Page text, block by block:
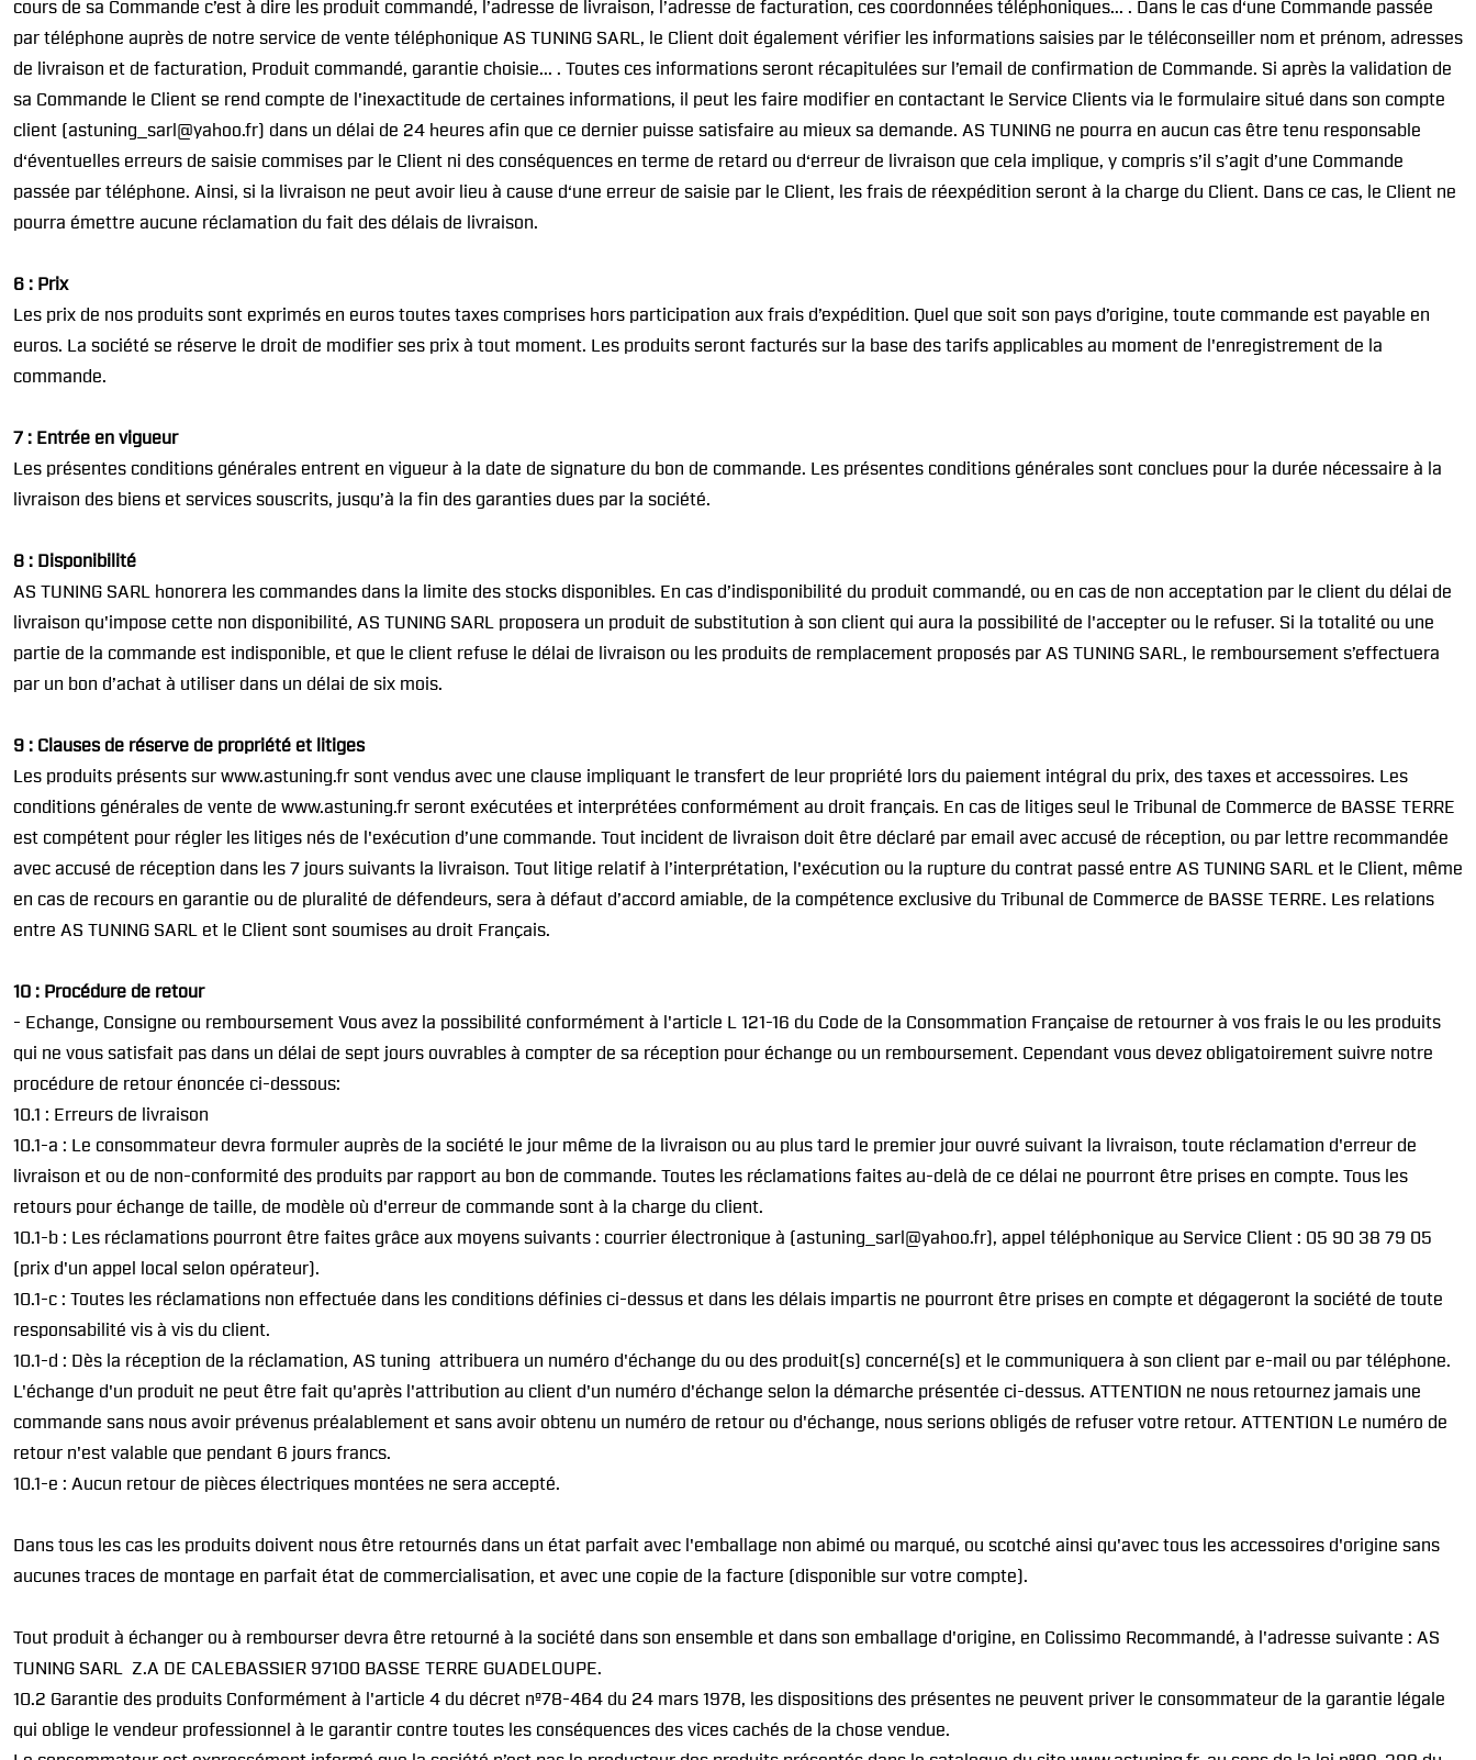
cours de sa Commande c’est à dire les produit commandé, l’adresse de livraison, l’adresse de facturation, ces coordonnées téléphoniques... . Dans le cas d‘une Commande passée
par téléphone auprès de notre service de vente téléphonique AS TUNING SARL, le Client doit également vérifier les informations saisies par le téléconseiller nom et prénom, adresses
de livraison et de facturation, Produit commandé, garantie choisie... . Toutes ces informations seront récapitulées sur l’email de confirmation de Commande. Si après la validation de
sa Commande le Client se rend compte de l'inexactitude de certaines informations, il peut les faire modifier en contactant le Service Clients via le formulaire situé dans son compte
client (astuning_sarl@yahoo.fr) dans un délai de 24 heures afin que ce dernier puisse satisfaire au mieux sa demande. AS TUNING ne pourra en aucun cas être tenu responsable
d‘éventuelles erreurs de saisie commises par le Client ni des conséquences en terme de retard ou d‘erreur de livraison que cela implique, y compris s’il s’agit d’une Commande
passée par téléphone. Ainsi, si la livraison ne peut avoir lieu à cause d‘une erreur de saisie par le Client, les frais de réexpédition seront à la charge du Client. Dans ce cas, le Client ne
pourra émettre aucune réclamation du fait des délais de livraison.
6 : Prix
Les prix de nos produits sont exprimés en euros toutes taxes comprises hors participation aux frais d’expédition. Quel que soit son pays d’origine, toute commande est payable en
euros. La société se réserve le droit de modifier ses prix à tout moment. Les produits seront facturés sur la base des tarifs applicables au moment de l'enregistrement de la
commande.
7 : Entrée en vigueur
Les présentes conditions générales entrent en vigueur à la date de signature du bon de commande. Les présentes conditions générales sont conclues pour la durée nécessaire à la
livraison des biens et services souscrits, jusqu’à la fin des garanties dues par la société.
8 : Disponibilité
AS TUNING SARL honorera les commandes dans la limite des stocks disponibles. En cas d’indisponibilité du produit commandé, ou en cas de non acceptation par le client du délai de
livraison qu'impose cette non disponibilité, AS TUNING SARL proposera un produit de substitution à son client qui aura la possibilité de l'accepter ou le refuser. Si la totalité ou une
partie de la commande est indisponible, et que le client refuse le délai de livraison ou les produits de remplacement proposés par AS TUNING SARL, le remboursement s’effectuera
par un bon d’achat à utiliser dans un délai de six mois.
9 : Clauses de réserve de propriété et litiges
Les produits présents sur www.astuning.fr sont vendus avec une clause impliquant le transfert de leur propriété lors du paiement intégral du prix, des taxes et accessoires. Les
conditions générales de vente de www.astuning.fr seront exécutées et interprétées conformément au droit français. En cas de litiges seul le Tribunal de Commerce de BASSE TERRE
est compétent pour régler les litiges nés de l'exécution d’une commande. Tout incident de livraison doit être déclaré par email avec accusé de réception, ou par lettre recommandée
avec accusé de réception dans les 7 jours suivants la livraison. Tout litige relatif à l’interprétation, l'exécution ou la rupture du contrat passé entre AS TUNING SARL et le Client, même
en cas de recours en garantie ou de pluralité de défendeurs, sera à défaut d’accord amiable, de la compétence exclusive du Tribunal de Commerce de BASSE TERRE. Les relations
entre AS TUNING SARL et le Client sont soumises au droit Français.
10 : Procédure de retour
- Echange, Consigne ou remboursement Vous avez la possibilité conformément à l'article L 121-16 du Code de la Consommation Française de retourner à vos frais le ou les produits
qui ne vous satisfait pas dans un délai de sept jours ouvrables à compter de sa réception pour échange ou un remboursement. Cependant vous devez obligatoirement suivre notre
procédure de retour énoncée ci-dessous:
10.1 : Erreurs de livraison
10.1-a : Le consommateur devra formuler auprès de la société le jour même de la livraison ou au plus tard le premier jour ouvré suivant la livraison, toute réclamation d'erreur de
livraison et ou de non-conformité des produits par rapport au bon de commande. Toutes les réclamations faites au-delà de ce délai ne pourront être prises en compte. Tous les
retours pour échange de taille, de modèle où d'erreur de commande sont à la charge du client.
10.1-b : Les réclamations pourront être faites grâce aux moyens suivants : courrier électronique à (astuning_sarl@yahoo.fr), appel téléphonique au Service Client : 05 90 38 79 05
(prix d'un appel local selon opérateur).
10.1-c : Toutes les réclamations non effectuée dans les conditions définies ci-dessus et dans les délais impartis ne pourront être prises en compte et dégageront la société de toute
responsabilité vis à vis du client.
10.1-d : Dès la réception de la réclamation, AS tuning attribuera un numéro d'échange du ou des produit(s) concerné(s) et le communiquera à son client par e-mail ou par téléphone.
L'échange d'un produit ne peut être fait qu'après l'attribution au client d'un numéro d'échange selon la démarche présentée ci-dessus. ATTENTION ne nous retournez jamais une
commande sans nous avoir prévenus préalablement et sans avoir obtenu un numéro de retour ou d'échange, nous serions obligés de refuser votre retour. ATTENTION Le numéro de
retour n'est valable que pendant 6 jours francs.
10.1-e : Aucun retour de pièces électriques montées ne sera accepté.
Dans tous les cas les produits doivent nous être retournés dans un état parfait avec l'emballage non abimé ou marqué, ou scotché ainsi qu'avec tous les accessoires d'origine sans
aucunes traces de montage en parfait état de commercialisation, et avec une copie de la facture (disponible sur votre compte).
Tout produit à échanger ou à rembourser devra être retourné à la société dans son ensemble et dans son emballage d'origine, en Colissimo Recommandé, à l'adresse suivante : AS
TUNING SARL Z.A DE CALEBASSIER 97100 BASSE TERRE GUADELOUPE.
10.2 Garantie des produits Conformément à l'article 4 du décret nº78-464 du 24 mars 1978, les dispositions des présentes ne peuvent priver le consommateur de la garantie légale
qui oblige le vendeur professionnel à le garantir contre toutes les conséquences des vices cachés de la chose vendue.